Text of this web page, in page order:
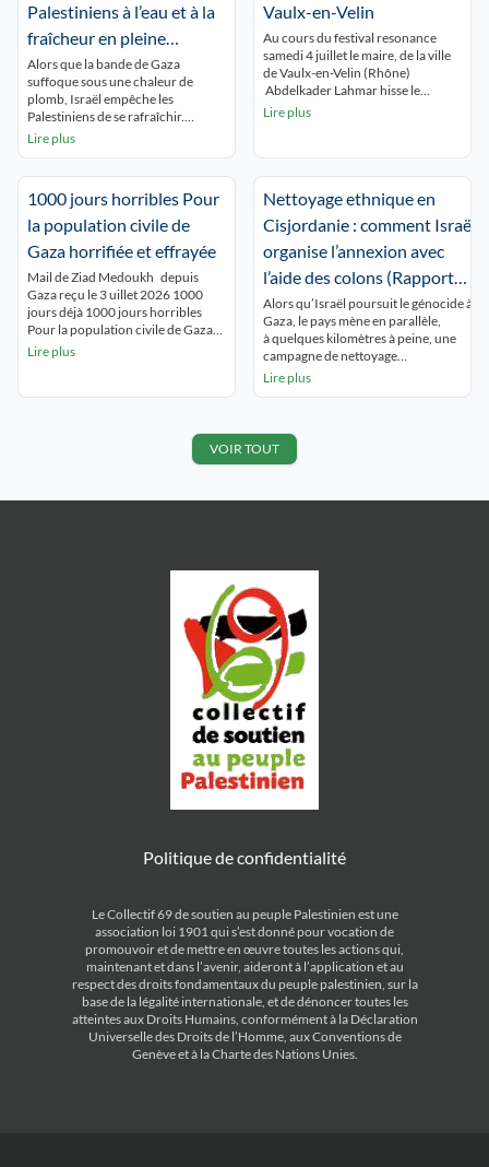
Palestiniens à l’eau et à la
fraîcheur en pleine
canicule
Alors que la bande de Gaza
suffoque sous une chaleur de
plomb, Israël empêche les
Palestiniens de se rafraîchir.
Humanitaires et experts
Beyrouth (correspondance) À
Gaza, les Palestiniens étouffent.
Sous les tentes, dans une humidité
totale due à l’absence de vent et à la
[…]
Lire plus
Vaulx-en-Velin
Au cours du festival resonance
samedi 4 juillet le maire, de la ville
de Vaulx-en-Velin (Rhône)
Abdelkader Lahmar hisse le
drapeau palestinien , avec «pour
peuple palestinien». Saisi en
urgence par le préfet du Rhône
Etienne Guyot, le juge des référés
du tribunal administratif […]
Lire plus
1000 jours horribles Pour
la population civile de
Gaza horrifiée et effrayée
Mail de Ziad Medoukh depuis
Gaza reçu le 3 uillet 2026 1000
jours déjà 1000 jours horribles
Pour la population civile de Gaza
horrifiée et effrayée 1000 jours
1000 jours horribles pour une
terrifiée Pas de vie à Gaza dans ce
Lire plus
Nettoyage ethnique en
Cisjordanie : comment Israël
organise l’annexion avec
l’aide des colons (Rapport
Amnesty international)
Alors qu’Israël poursuit le génocide à
Gaza, le pays mène en parallèle,
à quelques kilomètres à peine, une
campagne de nettoyage
ethnique contre les Palestinien·nes de
poussant à fuir leur terre ancestrale.
Depuis 2023, ces violences ont
Lire plus
VOIR TOUT
Politique de confidentialité
Le Collectif 69 de soutien au peuple Palestinien est une
association loi 1901 qui s’est donné pour vocation de
promouvoir et de mettre en œuvre toutes les actions qui,
maintenant et dans l’avenir, aideront à l’application et au
respect des droits fondamentaux du peuple palestinien, sur la
base de la légalité internationale, et de dénoncer toutes les
atteintes aux Droits Humains, conformément à la Déclaration
Universelle des Droits de l’Homme, aux Conventions de
Genève et à la Charte des Nations Unies.